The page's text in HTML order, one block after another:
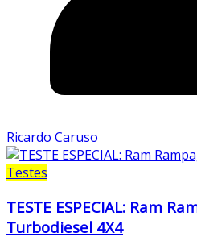
Ricardo Caruso
Testes
TESTE ESPECIAL: Ram
Turbodiesel 4X4